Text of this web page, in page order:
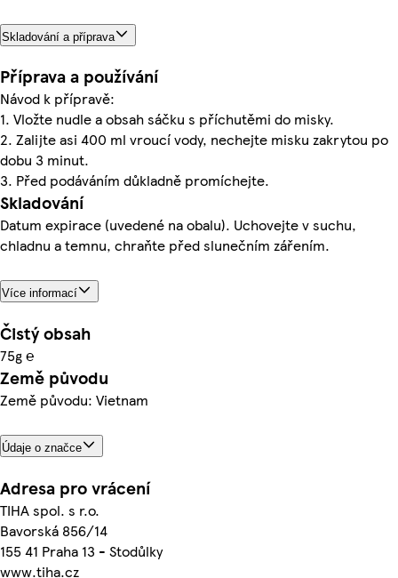
Skladování a příprava
Příprava a používání
Návod k přípravě:
1. Vložte nudle a obsah sáčku s příchutěmi do misky.
2. Zalijte asi 400 ml vroucí vody, nechejte misku zakrytou po
dobu 3 minut.
3. Před podáváním důkladně promíchejte.
Skladování
Datum expirace (uvedené na obalu). Uchovejte v suchu,
chladnu a temnu, chraňte před slunečním zářením.
Více informací
Čistý obsah
75g ℮
Země původu
Země původu: Vietnam
Údaje o značce
Adresa pro vrácení
TIHA spol. s r.o.
Bavorská 856/14
155 41 Praha 13 - Stodůlky
www.tiha.cz